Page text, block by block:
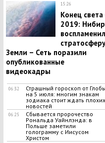
15:26
Конец света
2019:
стратосферу
Земли – Сеть поразили
опубликованные
видеокадры
06:32
Страшный гороскоп от Глобы
на 5 июля: многим знакам
зодиака стоит ждать плохих
новостей
06:25
Сбывается пророчество
Рональда Уайнлэнда: в
Польше заметили
голограмму с Иисусом
Христом